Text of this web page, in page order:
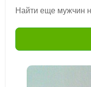
Найти еще мужчин